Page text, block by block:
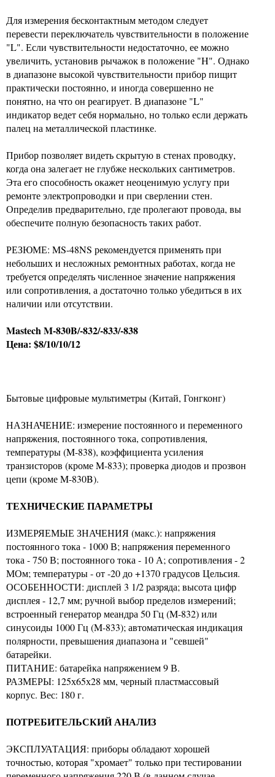
Для измерения бесконтактным методом следует
перевести переключатель чувствительности в положение
"L". Если чувствительности недостаточно, ее можно
увеличить, установив рычажок в положение "H". Однако
в диапазоне высокой чувствительности прибор пищит
практически постоянно, и иногда совершенно не
понятно, на что он реагирует. В диапазоне "L"
индикатор ведет себя нормально, но только если держать
палец на металлической пластинке.
Прибор позволяет видеть скрытую в стенах проводку,
когда она залегает не глубже нескольких сантиметров.
Эта его способность окажет неоценимую услугу при
ремонте электропроводки и при сверлении стен.
Определив предварительно, где пролегают провода, вы
обеспечите полную безопасность таких работ.
РЕЗЮМЕ: MS-48NS рекомендуется применять при
небольших и несложных ремонтных работах, когда не
требуется определять численное значение напряжения
или сопротивления, а достаточно только убедиться в их
наличии или отсутствии.
Mastech M-830B/-832/-833/-838
Цена: $8/10/10/12
Бытовые цифровые мультиметры (Китай, Гонгконг)
НАЗНАЧЕНИЕ: измерение постоянного и переменного
напряжения, постоянного тока, сопротивления,
температуры (M-838), коэффициента усиления
транзисторов (кроме M-833); проверка диодов и прозвон
цепи (кроме M-830B).
ТЕХНИЧЕСКИЕ ПАРАМЕТРЫ
ИЗМЕРЯЕМЫЕ ЗНАЧЕНИЯ (макс.): напряжения
постоянного тока - 1000 В; напряжения переменного
тока - 750 В; постоянного тока - 10 А; сопротивления - 2
МОм; температуры - от -20 до +1370 градусов Цельсия.
ОСОБЕННОСТИ: дисплей 3 1/2 разряда; высота цифр
дисплея - 12,7 мм; ручной выбор пределов измерений;
встроенный генератор меандра 50 Гц (M-832) или
синусоиды 1000 Гц (M-833); автоматическая индикация
полярности, превышения диапазона и "севшей"
батарейки.
ПИТАНИЕ: батарейка напряжением 9 В.
РАЗМЕРЫ: 125х65х28 мм, черный пластмассовый
корпус. Вес: 180 г.
ПОТРЕБИТЕЛЬСКИЙ АНАЛИЗ
ЭКСПЛУАТАЦИЯ: приборы обладают хорошей
точностью, которая "хромает" только при тестировании